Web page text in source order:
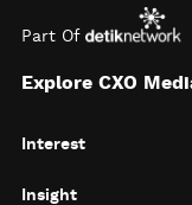
Part Of
Explore CXO
Interest
Insight